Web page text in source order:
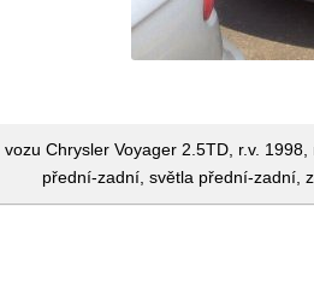
Chrysler Voyager 2.5TD, r.v.
přední-zadní, světla přední-zadní,